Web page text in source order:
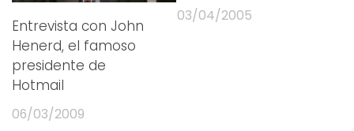
Entrevista con John
Henerd, el famoso
presidente de
Hotmail
06/03/2009
03/04/2005